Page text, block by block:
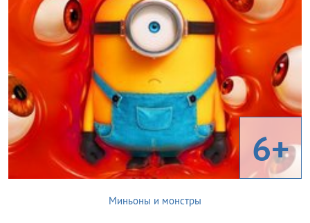
6+
Миньоны и монстры